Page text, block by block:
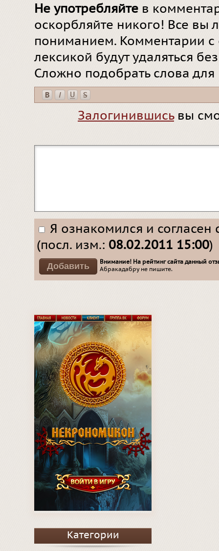
Не употребляйте в
оскорбляйте никого! Все вы
пониманием. Комментарии
лексикой будут удаляться
Сложно подобрать слова
Залогинившисьвы
Я ознакомился и согласен
(посл. изм.: 08.02.2011 15:00)
Внимание! На рейтинг сайта данный
Абракадабру не пишите.
Категории